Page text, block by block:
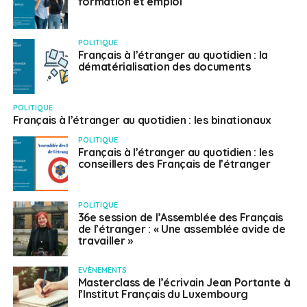
POLITIQUE
Français à l’étranger au quotidien : la
dématérialisation des documents
POLITIQUE
Français à l’étranger au quotidien : les binationaux
POLITIQUE
Français à l’étranger au quotidien : les
conseillers des Français de l’étranger
POLITIQUE
36e session de l’Assemblée des Français
de l’étranger : « Une assemblée avide de
travailler »
EVÈNEMENTS
Masterclass de l’écrivain Jean Portante à
l’Institut Français du Luxembourg